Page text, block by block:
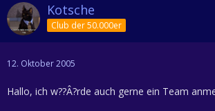
Kotsche
Club der 50.000er
12. Oktober 2005
Hallo, ich w??Â?rde auch gerne ein Team